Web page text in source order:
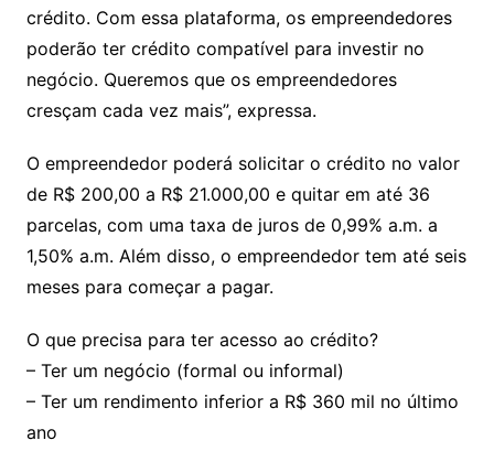
crédito. Com essa plataforma, os empreendedores
poderão ter crédito compatível para investir no
negócio. Queremos que os empreendedores
cresçam cada vez mais”, expressa.
O empreendedor poderá solicitar o crédito no valor
de R$ 200,00 a R$ 21.000,00 e quitar em até 36
parcelas, com uma taxa de juros de 0,99% a.m. a
1,50% a.m. Além disso, o empreendedor tem até seis
meses para começar a pagar.
O que precisa para ter acesso ao crédito?
– Ter um negócio (formal ou informal)
– Ter um rendimento inferior a R$ 360 mil no último
ano